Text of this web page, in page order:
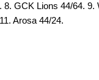
GCK Lions 44/64. 9.
Arosa 44/24.